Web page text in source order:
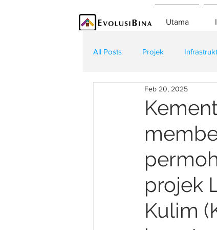
Utama
All Posts Projek
Teknologi Kontraktor
projek
Kulim
Feb 20, 2025